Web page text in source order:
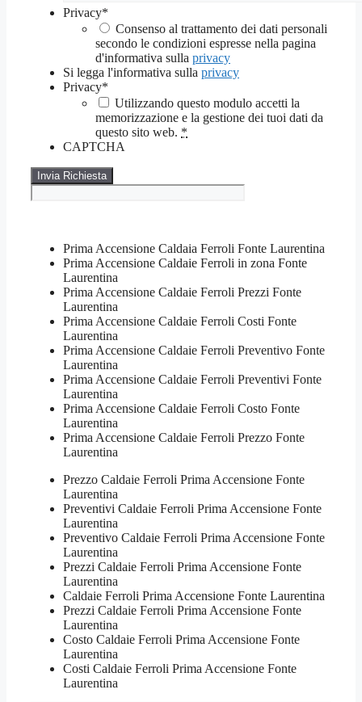
Privacy*
Consenso al trattamento dei dati personali
secondo le condizioni espresse nella pagina
d'informativa sulla privacy
Si legga l'informativa sulla privacy
Privacy*
Utilizzando questo modulo accetti la
memorizzazione e la gestione dei tuoi dati da
questo sito web. *
CAPTCHA
Prima Accensione Caldaia Ferroli Fonte Laurentina
Prima Accensione Caldaie Ferroli in zona Fonte
Laurentina
Prima Accensione Caldaie Ferroli Prezzi Fonte
Laurentina
Prima Accensione Caldaie Ferroli Costi Fonte
Laurentina
Prima Accensione Caldaie Ferroli Preventivo Fonte
Laurentina
Prima Accensione Caldaie Ferroli Preventivi Fonte
Laurentina
Prima Accensione Caldaie Ferroli Costo Fonte
Laurentina
Prima Accensione Caldaie Ferroli Prezzo Fonte
Laurentina
Prezzo Caldaie Ferroli Prima Accensione Fonte
Laurentina
Preventivi Caldaie Ferroli Prima Accensione Fonte
Laurentina
Preventivo Caldaie Ferroli Prima Accensione Fonte
Laurentina
Prezzi Caldaie Ferroli Prima Accensione Fonte
Laurentina
Caldaie Ferroli Prima Accensione Fonte Laurentina
Prezzi Caldaie Ferroli Prima Accensione Fonte
Laurentina
Costo Caldaie Ferroli Prima Accensione Fonte
Laurentina
Costi Caldaie Ferroli Prima Accensione Fonte
Laurentina